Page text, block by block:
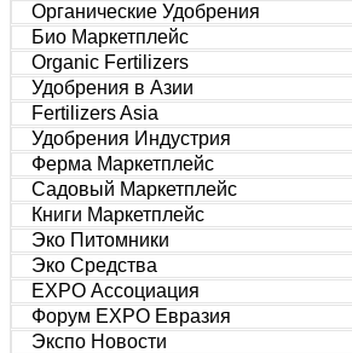
Органические Удобрения
Био Маркетплейс
Organic Fertilizers
Удобрения в Азии
Fertilizers Asia
Удобрения Индустрия
Ферма Маркетплейс
Садовый Маркетплейс
Книги Маркетплейс
Эко Питомники
Эко Средства
EXPO Ассоциация
Форум EXPO Евразия
Экспо Новости